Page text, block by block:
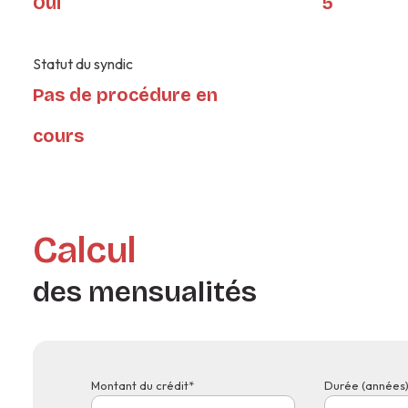
Statut du syndic
Pas de procédure en
cours
Calcul
des mensualités
Montant du crédit* Durée